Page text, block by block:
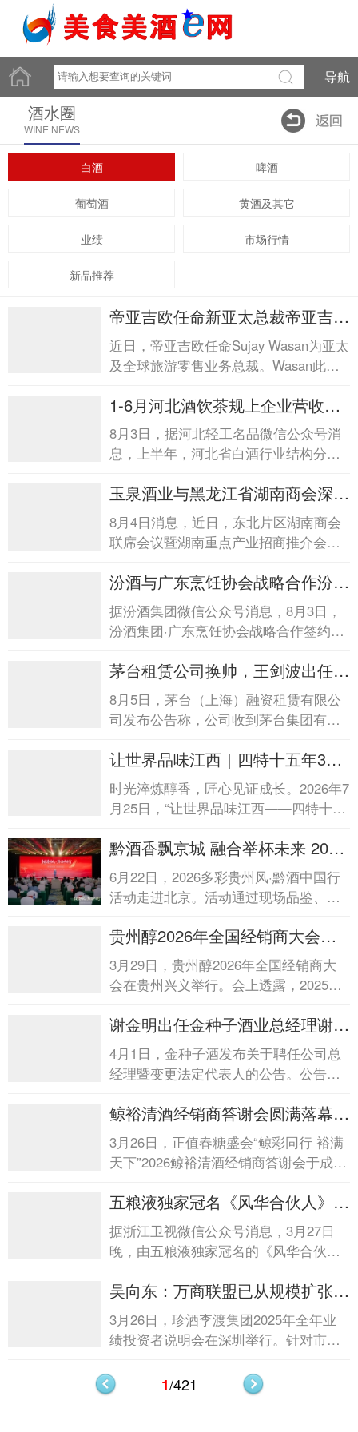
导航
酒水圈
WINE NEWS
白酒 啤酒
葡萄酒 黄酒及其它
业绩 市场行情
新品推荐
帝亚吉欧任命新亚太总裁帝亚吉欧
任命新亚太总裁
近日，帝亚吉欧任命Sujay Wasan为亚太
及全球旅游零售业务总裁。Wasan此前
4月调任帝亚吉欧北美区总...
1-6月河北酒饮茶规上企业营收
173.11亿1-6月河北酒饮茶规上企
业营收173.11亿
8月3日，据河北轻工名品微信公众号消
息，上半年，河北省白酒行业结构分化
消费场景向日常休闲、亲...
玉泉酒业与黑龙江省湖南商会深化
合作玉泉酒业与黑龙江省湖南商会
深化合作
8月4日消息，近日，东北片区湖南商会
联席会议暨湖南重点产业招商推介会在
商会诚挚答谢玉泉酒业在...
汾酒与广东烹饪协会战略合作汾酒
与广东烹饪协会战略合作
据汾酒集团微信公众号消息，8月3日，
汾酒集团·广东烹饪协会战略合作签约暨
座谈会上，双方...
茅台租赁公司换帅，王剑波出任董
事长茅台租赁公司换帅，王剑波出
任董事长
8月5日，茅台（上海）融资租赁有限公
司发布公告称，公司收到茅台集团有关
李莉董事长职务。王剑波...
让世界品味江西｜四特十五年30
周年荣光盛典圆满...让世界品味江
西｜四特十五年30周年荣光盛典
圆满...
时光淬炼醇香，匠心见证成长。2026年7
月25日，“让世界品味江西——四特十五
黔酒香飘京城 融合举杯未来 2026
多彩贵州风・黔...黔酒香飘京城
融合举杯未来 2026多彩贵州风・
黔...
6月22日，2026多彩贵州风·黔酒中国行
活动走进北京。活动通过现场品鉴、产
介贵州酱酒、黔茶...
贵州醇2026年全国经销商大会在
贵州召开贵州醇2026年全国经销
商大会在贵州召开
3月29日，贵州醇2026年全国经销商大
会在贵州兴义举行。会上透露，2025
增长25%。渠道信心全面修复...
谢金明出任金种子酒业总经理谢金
明出任金种子酒业总经理
4月1日，金种子酒发布关于聘任公司总
经理暨变更法定代表人的公告。公告显
司董事会同意聘任谢金明...
鲸裕清酒经销商答谢会圆满落幕鲸
裕清酒经销商答谢会圆满落幕
3月26日，正值春糖盛会“鲸彩同行 裕满
天下”2026鲸裕清酒经销商答谢会于成都
会上，鲸...
五粮液独家冠名《风华合伙人》开
播五粮液独家冠名《风华合伙人》
开播
据浙江卫视微信公众号消息，3月27日
晚，由五粮液独家冠名的《风华合伙
目由吴彦祖担任“风华...
吴向东：万商联盟已从规模扩张转
向质量优先吴向东：万商联盟已从
规模扩张转向质量优先
3月26日，珍酒李渡集团2025年全年业
绩投资者说明会在深圳举行。针对市场
集团董事长吴向东表示，白...
1/421